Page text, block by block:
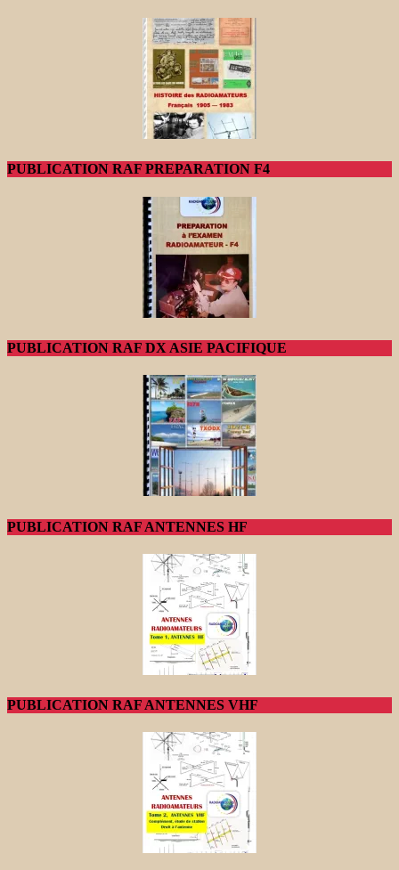
PUBLICATION RAF PREPARATION F4
PUBLICATION RAF DX ASIE PACIFIQUE
PUBLICATION RAF ANTENNES HF
PUBLICATION RAF ANTENNES VHF